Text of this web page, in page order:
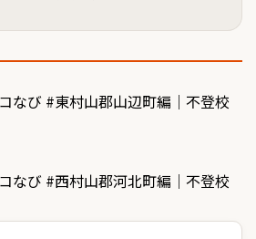
なび #東村山郡山辺町編｜不登校
なび #西村山郡河北町編｜不登校